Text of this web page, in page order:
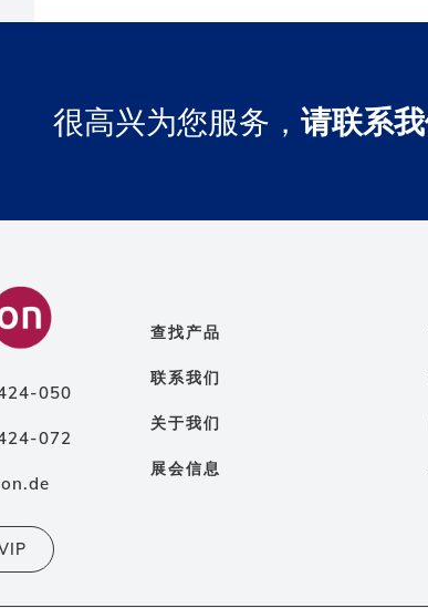
很高兴为您服务， 请联系我
050
072
查找产品
联系我们
关于我们
展会信息